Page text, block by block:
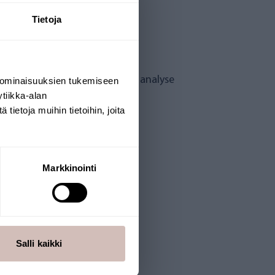
Tietoja
tukemiseen
alan
tietoja muihin tietoihin, joita
Markkinointi
Salli kaikki
sa capacité maximale.
faire réaliser une nouvelle analyse
filtre à humus AQ050.